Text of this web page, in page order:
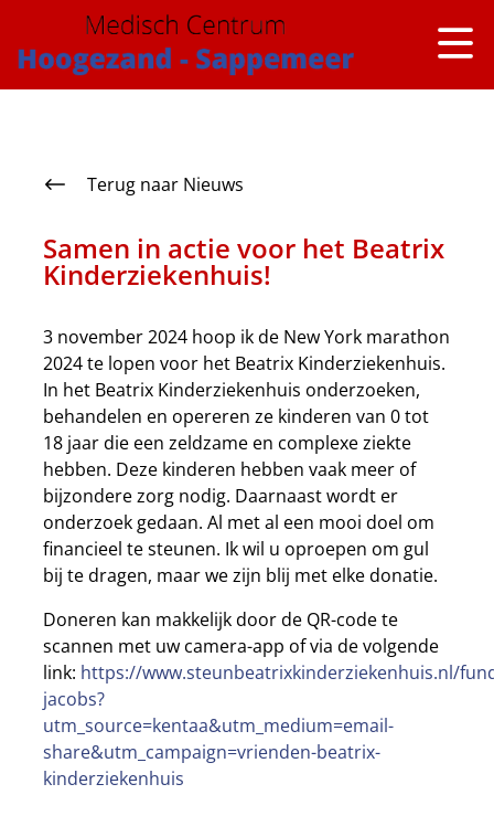
overslaan
Terug naar Nieuws
Samen in actie voor het Beatrix
Kinderziekenhuis!
3 november 2024 hoop ik de New York marathon
2024 te lopen voor het Beatrix Kinderziekenhuis.
In het Beatrix Kinderziekenhuis onderzoeken,
behandelen en opereren ze kinderen van 0 tot
18 jaar die een zeldzame en complexe ziekte
hebben. Deze kinderen hebben vaak meer of
bijzondere zorg nodig. Daarnaast wordt er
onderzoek gedaan. Al met al een mooi doel om
financieel te steunen. Ik wil u oproepen om gul
bij te dragen, maar we zijn blij met elke donatie.
Doneren kan makkelijk door de QR-code te
scannen met uw camera-app of via de volgende
link: https://www.steunbeatrixkinderziekenhuis.nl/
jacobs?
utm_source=kentaa&utm_medium=email-
share&utm_campaign=vrienden-beatrix-
kinderziekenhuis